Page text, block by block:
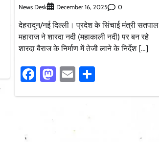
News Desk December 16, 2025 0
देहरादून/नई दिल्ली। प्रदेश के सिंचाई मंत्री सतपाल
महाराज ने शारदा नदी (महाकाली नदी) पर बन रहे
शारदा बैराज के निर्माण में तेजी लाने के निर्देश […]
Facebook
Mastodon
EmailShare